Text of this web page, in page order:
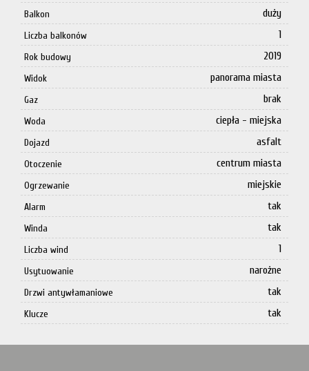
Balkon duży
Liczba balkonów 1
Rok budowy 2019
Widok panorama miasta
Gaz brak
Woda ciepła - miejska
Dojazd asfalt
Otoczenie centrum miasta
Ogrzewanie miejskie
Alarm tak
Winda tak
Liczba wind 1
Usytuowanie narożne
Drzwi antywłamaniowe tak
Klucze tak